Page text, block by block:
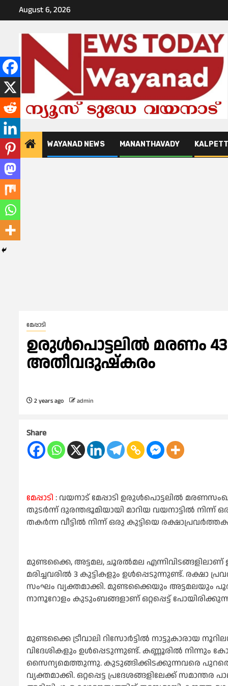
to
August 6, 2026
WAYANAD NEWS MANANTHAVADY
മേപ്പാടി
ഉരുള്‍പൊട്ടലില്‍ മരണം
അതീവദുഷ്കരം
2 years ago admin
Share
മേപ്പാടി : വയനാട് മേപ്പാടി ഉരുള്‍പൊട്ടലില്‍
തുടർന്ന് ദുരന്തഭൂമിയായി മാറിയ വയനാട്ടില്‍
തകർന്ന വീട്ടില്‍ നിന്ന് ഒരു കുട്ടിയെ
മുണ്ടക്കൈ, അട്ടമല, ചൂരല്‍മല
മരിച്ചവരില്‍ 3 കുട്ടികളും ഉള്‍പ്പെടുന്നുണ്ട്.
സംഘം വ്യക്തമാക്കി. മുണ്ടക്കൈയും അട്ടമലയും
നാനൂറോളം കുടുംബങ്ങളാണ് ഒറ്റപ്പെട്ട്
മുണ്ടക്കൈ ട്രീവാലി റിസോർട്ടില്‍ നാട്ടുകാരായ
വിദേശികളും ഉള്‍പ്പെടുന്നുണ്ട്. കണ്ണൂരില്‍ നിന്നും
സൈന്യമെത്തുന്നു. കുടുങ്ങിക്കിടക്കുന്നവരെ
വ്യക്തമാക്കി. ഒറ്റപ്പെട്ട പ്രദേശങ്ങളിലേക്ക് സമാന്തര